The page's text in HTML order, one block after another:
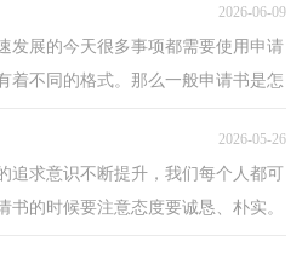
2026-06-09
发展的今天很多事项都需要使用申请
着不同的格式。那么一般申请书是怎
2026-05-26
追求意识不断提升，我们每个人都可
书的时候要注意态度要诚恳、朴实。